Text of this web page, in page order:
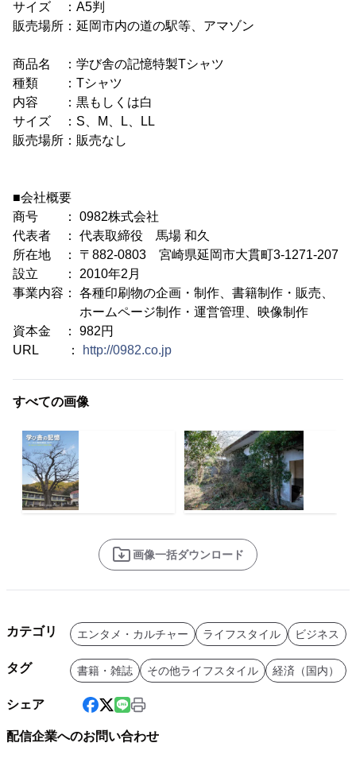
サイズ ：A5判
販売場所：延岡市内の道の駅等、アマゾン
商品名 ：学び舎の記憶特製Tシャツ
種類 ：Tシャツ
内容 ：黒もしくは白
サイズ ：S、M、L、LL
販売場所：販売なし
■会社概要
商号 ： 0982株式会社
代表者 ： 代表取締役 馬場 和久
所在地 ： 〒882-0803 宮崎県延岡市大貫町3-1271-207
設立 ： 2010年2月
事業内容： 各種印刷物の企画・制作、書籍制作・販売、
ホームページ制作・運営管理、映像制作
資本金 ： 982円
URL ：
http://0982.co.jp
すべての画像
画像一括ダウンロード
カテゴリ エンタメ・カルチャー ライフスタイル ビジネス
タグ 書籍・雑誌 その他ライフスタイル 経済（国内）
シェア
配信企業へのお問い合わせ